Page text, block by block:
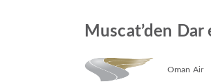
Muscat’den Dar
Oman Air